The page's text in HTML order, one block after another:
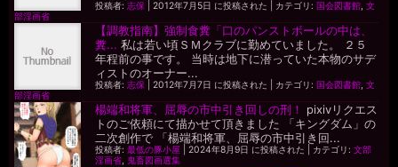
投稿者:志保 |2012年7月5日 に投稿された カテゴリ:国会図書館,文
部淫画省
【調教指南】強制食糞「口のパンストボールの中は、
糞... 私は若い頃ＳＭクラブに勤めていました。 ２５
年程前の事です。 当時は地下に潜っていた本物のサデ
ィストのオーナー...
投稿者:志保 |2012年7月7日 に投稿された カテゴリ:国会図書館,文
部淫画省
楊端和将軍、屈辱の市中引き回しの刑！
pixivリクエス
トのご依頼にて描かせて頂きました 「キングダム」の
二次創作で 「楊端和将軍、屈辱の市中引き回...
投稿者:最低の豚小屋 |2024年8月9日 に投稿された カテゴリ:文部
淫画省, 鬼畜図画選集